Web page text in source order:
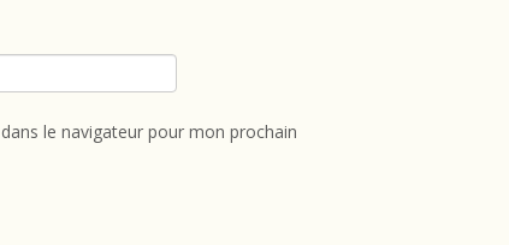
le navigateur pour mon prochain